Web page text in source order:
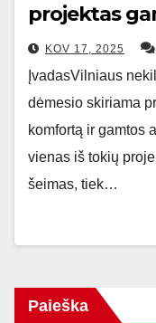
projektas
KOV 17, 2025
ĮvadasVilniaus
dėmesio skiriama
komfortą ir gamtos
vienas iš tokių
šeimas, tiek…
Paieška